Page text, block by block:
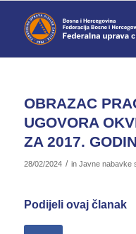
OBRAZAC
UGOVORA
ZA 2017.
28/02/2024 / in Javne nabavke
Podijeli ovaj članak